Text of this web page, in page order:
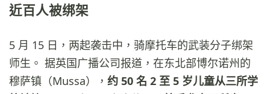
近百人被绑架
5 月 15 日，两起袭击中，骑摩托车的武装分子绑架
师生。 据英国广播公司报道，在东北部博尔诺州的
穆萨镇（Mussa）， 约 50 名 2 至 5 岁儿童从三所学